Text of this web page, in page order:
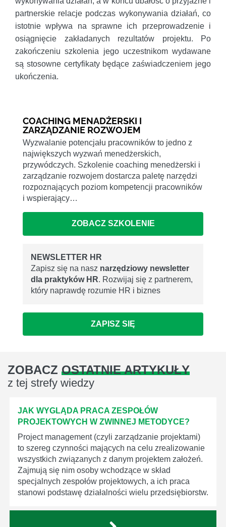
partnerskie relacje podczas wykonywania działań, co
istotnie wpływa na sprawne ich przeprowadzenie i
osiągnięcie zakładanych rezultatów projektu. Po
zakończeniu szkolenia jego uczestnikom wydawane
są stosowne certyfikaty będące zaświadczeniem jego
ukończenia.
COACHING MENADŻERSKI I
ZARZĄDZANIE ROZWOJEM
Wyzwalanie potencjału pracowników to jedno z
największych wyzwań menedżerskich,
przywódczych. Szkolenie coaching menedżerski i
zarządzanie rozwojem dostarcza paletę narzędzi
rozpoznających poziom kompetencji pracowników
i wspierający…
ZOBACZ SZKOLENIE
NEWSLETTER HR
Zapisz się na nasz narzędziowy newsletter
dla praktyków HR. Rozwijaj się z partnerem,
który naprawdę rozumie HR i biznes
ZAPISZ SIĘ
ZOBACZ OSTATNIE ARTYKUŁY
z tej strefy wiedzy
JAK WYGLĄDA PRACA ZESPOŁÓW
PROJEKTOWYCH W ZWINNEJ METODYCE?
Project management (czyli zarządzanie projektami)
to szereg czynności mających na celu zrealizowanie
wszystkich związanych z danym projektem założeń.
Zajmują się nim osoby wchodzące w skład
specjalnych zespołów projektowych, a ich praca
stanowi podstawę działalności wielu przedsiębiorstw.